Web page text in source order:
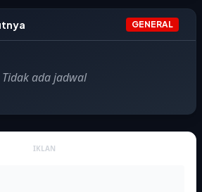
GENERAL
Tidak ada jadwal
IKLAN